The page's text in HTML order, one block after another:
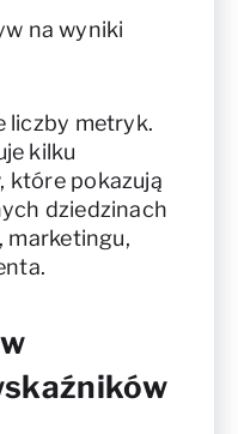
na wyniki
liczby metryk.
kilku
które pokazują
dziedzinach
marketingu,